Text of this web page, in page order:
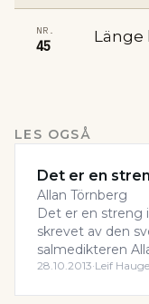
NR.
45
Länge
LES OGSÅ
Det er en
Allan Törnberg
Det er en streng
skrevet av den
salmedikteren
28.10.2013·Leif